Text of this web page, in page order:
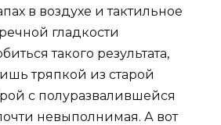
в воздухе и тактильное
гладкости
такого результата,
тряпкой из старой
с полуразвалившейся
невыполнимая. А вот